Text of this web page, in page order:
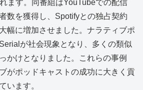
ます。同番組はYouTubeでの配信
数を獲得し、Spotifyとの独占契約
幅に増加させました。ナラティブポ
が社会現象となり、多くの類似
かけとなりました。これらの事例
がポッドキャストの成功に大きく貢
います。